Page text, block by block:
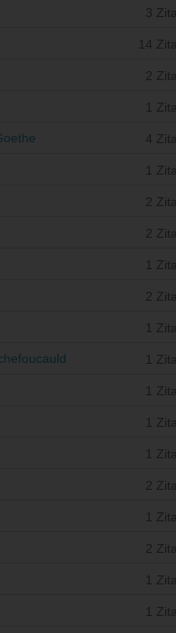
3
14
2
1
4
1
2
2
1
2
1
1
1
1
1
2
1
2
1
1